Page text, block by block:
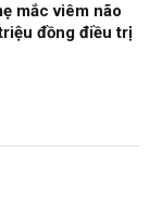
mắc viêm não
đồng điều trị